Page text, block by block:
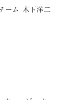
ム 木下洋二